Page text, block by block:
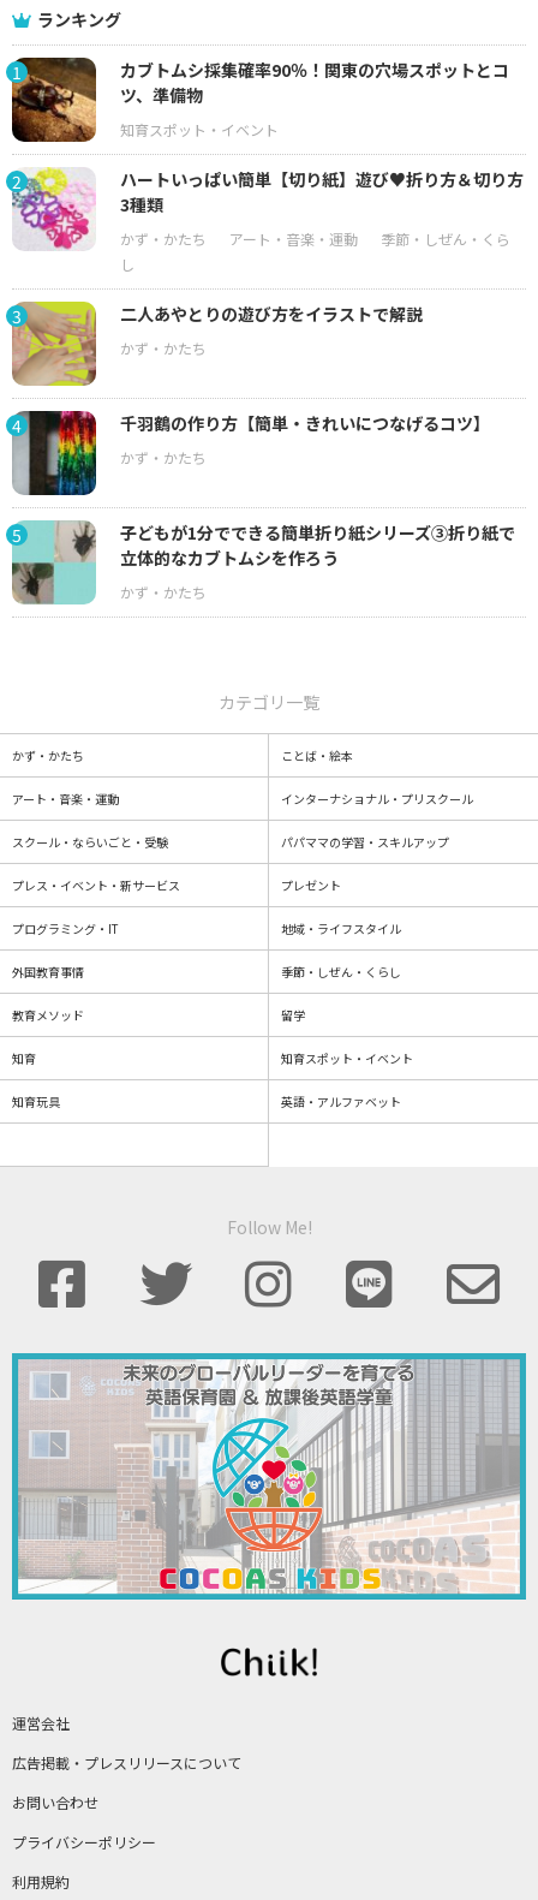
ランキング
1
カブトムシ採集確率90％！関東の穴場スポットとコ
ツ、準備物
2
ハートいっぱい簡単【切り紙】遊び♥折り方＆切り方
3種類
3 二人あやとりの遊び方をイラストで解説
4 千羽鶴の作り方【簡単・きれいにつなげるコツ】
5
子どもが1分でできる簡単折り紙シリーズ③折り紙で
立体的なカブトムシを作ろう
運営会社
広告掲載・プレスリリースについて
お問い合わせ
プライバシーポリシー
利用規約
カテゴリ一覧
かず・かたち ことば・絵本
アート・音楽・運動 インターナショナル・プリスクール
スクール・ならいごと・受験 パパママの学習・スキルアップ
プレス・イベント・新サービス プレゼント
プログラミング・IT 地域・ライフスタイル
外国教育事情 季節・しぜん・くらし
教育メソッド 留学
知育 知育スポット・イベント
知育玩具 英語・アルファベット
Follow Me!